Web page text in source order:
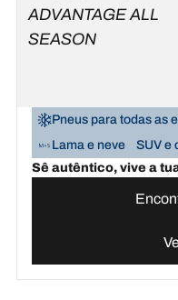
ADVANTAGE ALL
SEASON
Pneus para todas as
Lama e neve
SUV e
Sê autêntico, vive a